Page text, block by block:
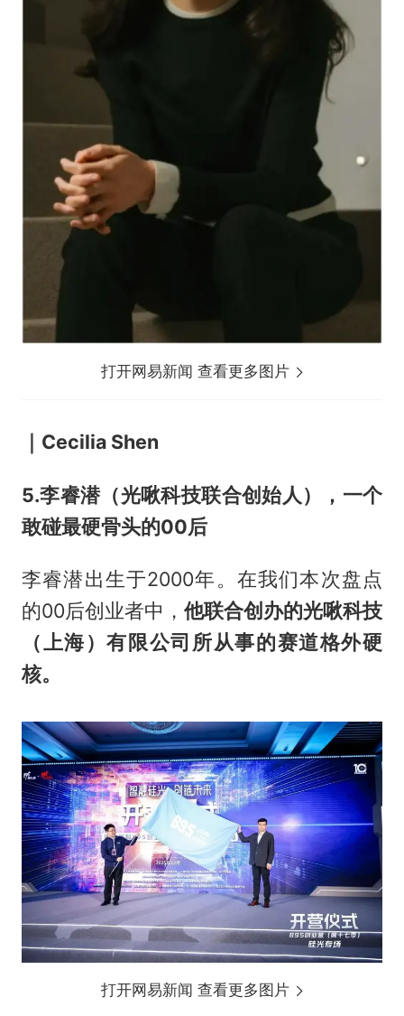
打开网易新闻 查看更多图片
｜Cecilia Shen
5.李睿潜（光啾科技联合创始人），一个
敢碰最硬骨头的00后
李睿潜出生于2000年。在我们本次盘点
的00后创业者中， 他联合创办的光啾科技
（上海）有限公司所从事的赛道格外硬
核。
打开网易新闻 查看更多图片